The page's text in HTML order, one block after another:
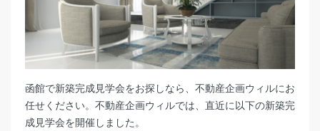
函館で新築完成見学会をお探しなら、不動産企画ウィルにお
任せください。不動産企画ウィルでは、直近に以下の新築完
成見学会を開催しました。